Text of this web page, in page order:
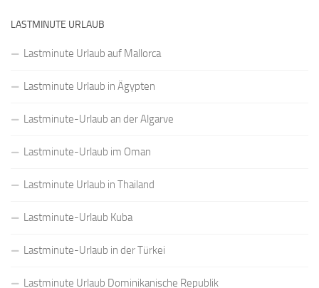
LASTMINUTE URLAUB
Lastminute Urlaub auf Mallorca
Lastminute Urlaub in Ägypten
Lastminute-Urlaub an der Algarve
Lastminute-Urlaub im Oman
Lastminute Urlaub in Thailand
Lastminute-Urlaub Kuba
Lastminute-Urlaub in der Türkei
Lastminute Urlaub Dominikanische Republik